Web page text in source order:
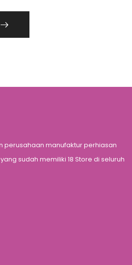
perusahaan manufaktur perhiasan
sudah memiliki 18 Store di seluruh